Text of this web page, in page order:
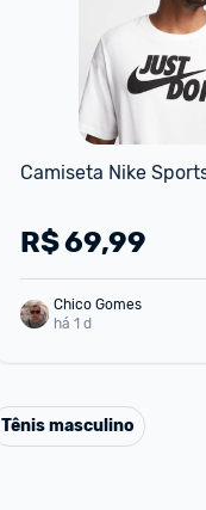
Camiseta Nike
R$69,99
Chico Gomes
há 1 d
Tênis masculino